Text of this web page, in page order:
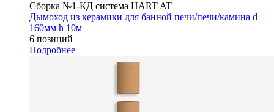
Сборка №1-КД система HART AT
Дымоход из керамики для банной печи/печи/камина d
160мм h 10м
6 позиций
Подробнее